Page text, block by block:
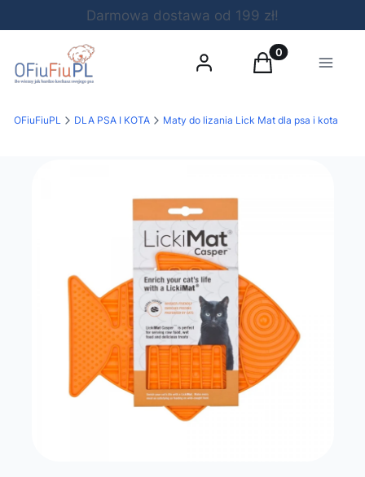
Darmowa dostawa od 199 zł!
Zaloguj sięProdukty w
Koszyk Menu
OFiuFiuPL DLA PSA I KOTA Maty do lizania Lick Mat dla psa i kota